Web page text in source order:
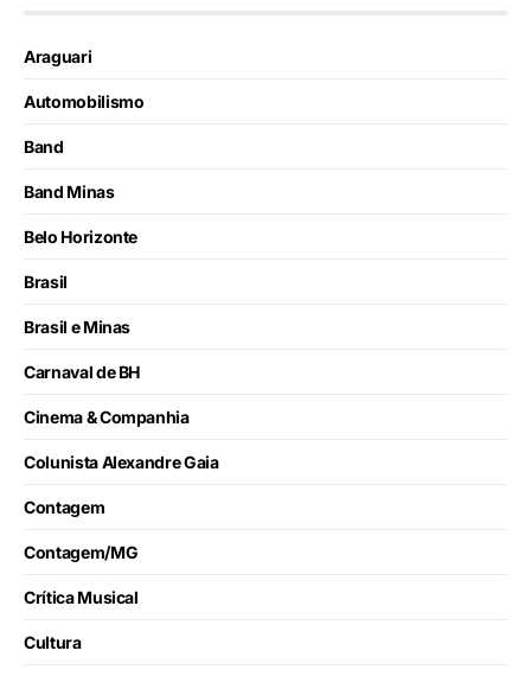
Araguari
Automobilismo
Band
Band Minas
Belo Horizonte
Brasil
Brasil e Minas
Carnaval de BH
Cinema & Companhia
Colunista Alexandre Gaia
Contagem
Contagem/MG
Crítica Musical
Cultura